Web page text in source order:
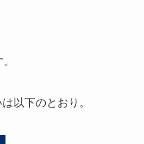
以下のとおり。